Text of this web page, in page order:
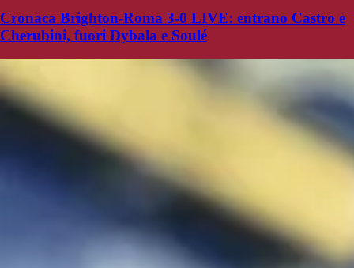
Cronaca Brighton-Roma 3-0 LIVE: entrano Castro e
Cherubini, fuori Dybala e Soulé